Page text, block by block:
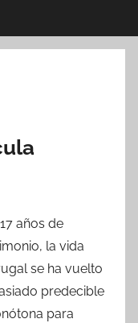
años de
la vida
se ha vuelto
predecible
para